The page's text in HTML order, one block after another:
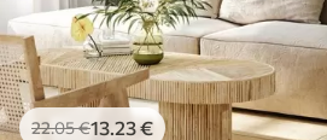
22.05€13 .23€